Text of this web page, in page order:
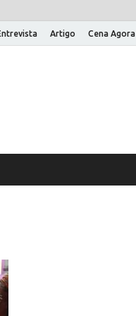
Artigo Cena Agora